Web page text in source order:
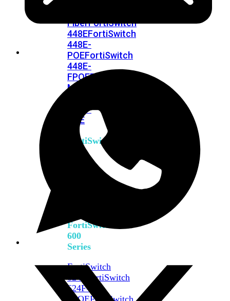
FiberFortiSwitch
448EFortiSwitch
448E-
POEFortiSwitch
448E-
FPOEFortiSwitch
M426E-
424F-
POE
FortiSwitch
FortiSwitch
600
Series
FortiSwitch
624F
FortiSwitch
624F-
FPOEFortiSwitch